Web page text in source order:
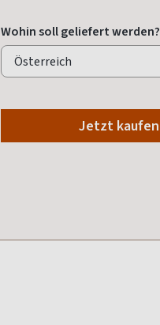
Wohin soll geliefert werden?
Jetzt kaufen